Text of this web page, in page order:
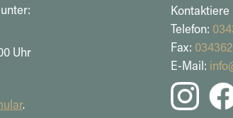
Uhr
.
Kontaktiere
Telefon:
Fax:
E-Mail: